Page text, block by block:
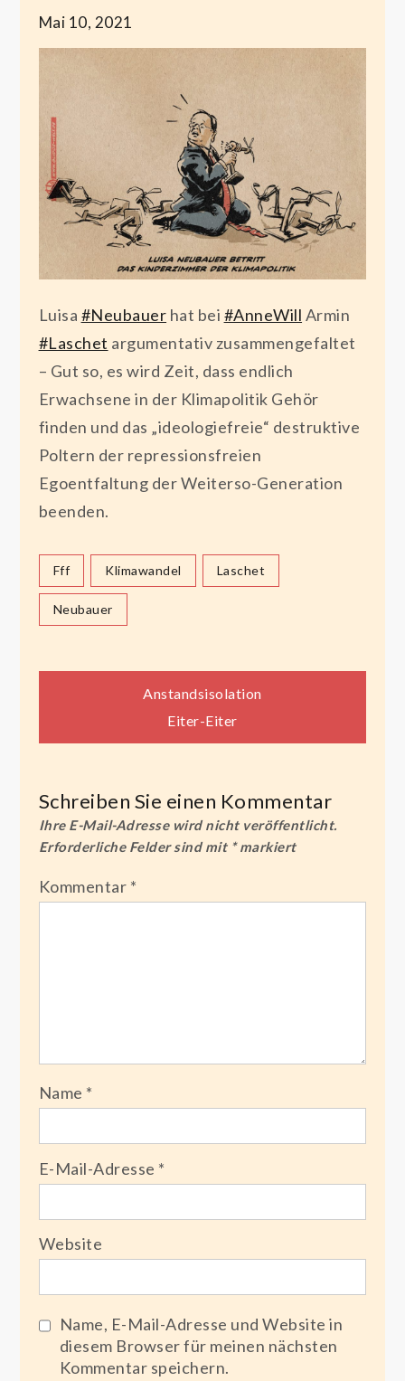
Mai 10, 2021
Luisa #Neubauer hat bei #AnneWill Armin
#Laschet argumentativ zusammengefaltet
– Gut so, es wird Zeit, dass endlich
Erwachsene in der Klimapolitik Gehör
finden und das „ideologiefreie“ destruktive
Poltern der repressionsfreien
Egoentfaltung der Weiterso-Generation
beenden.
Fff Klimawandel Laschet
Neubauer
Beitragsnavigation
Anstandsisolation
Eiter-Eiter
Schreiben Sie einen Kommentar
Ihre E-Mail-Adresse wird nicht veröffentlicht.
Erforderliche Felder sind mit *markiert
Kommentar *
Name *
E-Mail-Adresse *
Website
Name, E-Mail-Adresse und Website in
diesem Browser für meinen nächsten
Kommentar speichern.